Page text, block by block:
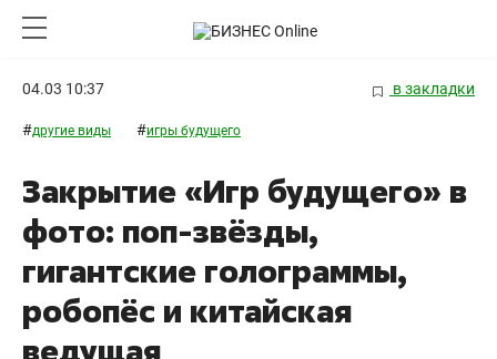
04.03 10:37 в закладки
#другие виды #игры будущего
Закрытие «Игр будущего» в
фото: поп-звёзды,
гигантские голограммы,
робопёс и китайская